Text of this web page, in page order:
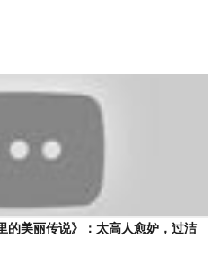
的美丽传说》：太高人愈妒，过洁